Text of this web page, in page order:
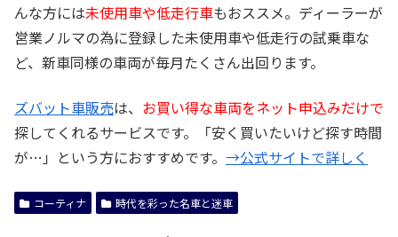
んな方には未使用車や低走行車もおススメ。ディーラーが
営業ノルマの為に登録した未使用車や低走行の試乗車な
ど、新車同様の車両が毎月たくさん出回ります。
ズバット車販売は、 お買い得な車両をネット申込みだけで
探してくれるサービスです。「安く買いたいけど探す時間
が…」という方におすすめです。 →公式サイトで詳しく
コーティナ 時代を彩った名車と迷車